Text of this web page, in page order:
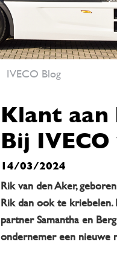
IVECO Blog
Klant aan
Bij
14/03/2024
Rik van den Aker,
Rik dan ook te kriebelen.
partner Samantha en
ondernemer een nieuwe